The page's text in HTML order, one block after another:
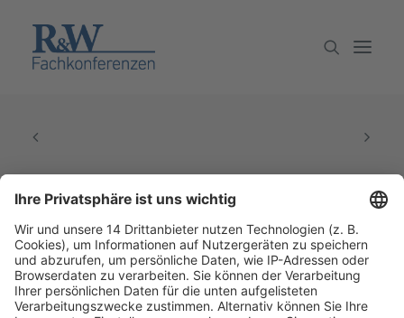
Partner werden
Newsletter
Archiv
Fachmedien Recht und Wirtschaft
Ein Fachbereich der
dfv Mediengruppe